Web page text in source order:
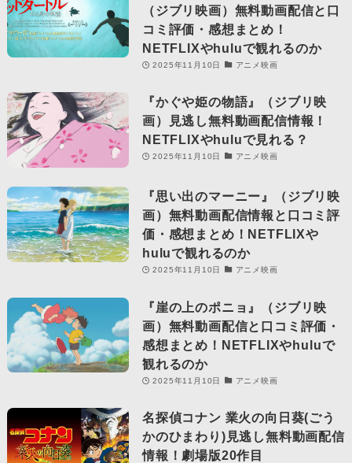
（ジブリ映画）無料動画配信と口
コミ評価・感想まとめ！
NETFLIXやhuluで観れるのか
2025年11月10日 アニメ映画
『かぐや姫の物語』（ジブリ映
画）見逃し無料動画配信情報！
NETFLIXやhuluで見れる？
2025年11月10日 アニメ映画
『思い出のマーニー』（ジブリ映
画）無料動画配信情報と口コミ評
価・感想まとめ！NETFLIXや
huluで観れるのか
2025年11月10日 アニメ映画
『崖の上のポニョ』（ジブリ映
画）無料動画配信と口コミ評価・
感想まとめ！NETFLIXやhuluで
観れるのか
2025年11月10日 アニメ映画
名探偵コナン 業火の向日葵(ごう
かのひまわり)見逃し無料動画配信
情報！劇場版20作目